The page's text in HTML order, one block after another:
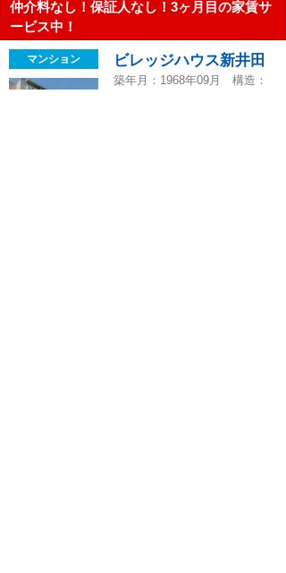
仲介料なし！保証人なし！3ヶ月目の家賃サ
ービス中！
マンション ビレッジハウス新井田
築年月：1968年09月 構造：